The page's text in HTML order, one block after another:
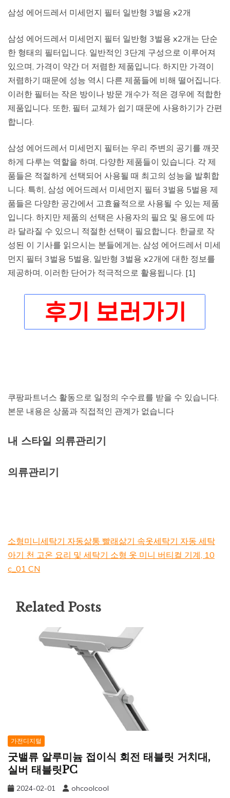
삼성 에어드레서 미세먼지 필터 일반형 3벌용 x2개
삼성 에어드레서 미세먼지 필터 일반형 3벌용 x2개는 단순
한 형태의 필터입니다. 일반적인 3단계 구성으로 이루어져
있으며, 가격이 약간 더 저렴한 제품입니다. 하지만 가격이
저렴하기 때문에 성능 역시 다른 제품들에 비해 떨어집니다.
이러한 필터는 작은 방이나 방문 개수가 적은 경우에 적합한
제품입니다. 또한, 필터 교체가 쉽기 때문에 사용하기가 간편
합니다.
삼성 에어드레서 미세먼지 필터는 우리 주변의 공기를 깨끗
하게 다루는 역할을 하며, 다양한 제품들이 있습니다. 각 제
품들은 적절하게 선택되어 사용될 때 최고의 성능을 발휘합
니다. 특히, 삼성 에어드레서 미세먼지 필터 3벌용 5벌용 제
품들은 다양한 공간에서 고효율적으로 사용될 수 있는 제품
입니다. 하지만 제품의 선택은 사용자의 필요 및 용도에 따
라 달라질 수 있으니 적절한 선택이 필요합니다. 한글로 작
성된 이 기사를 읽으시는 분들에게는, 삼성 에어드레서 미세
먼지 필터 3벌용 5벌용, 일반형 3벌용 x2개에 대한 정보를
제공하며, 이러한 단어가 적극적으로 활용됩니다. [1]
쿠팡파트너스 활동으로 일정의 수수료를 받을 수 있습니다.
본문 내용은 상품과 직접적인 관계가 없습니다
내 스타일 의류관리기
의류관리기
소형미니세탁기 자동삶통 빨래삶기 속옷세탁기 자동 세탁
아기 천 고온 요리 및 세탁기 소형 옷 미니 버티컬 기계, 10
c_01 CN
Related Posts
가전디지털
굿밸류 알루미늄 접이식 회전 태블릿 거치대,
실버 태블릿PC
2024-02-01 ohcoolcool